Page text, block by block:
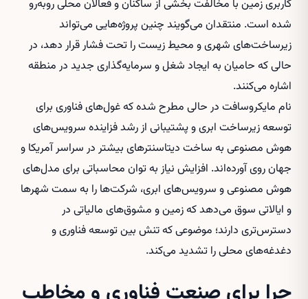
کاربری زمین با مخالفت بخشی از ساکنان و فعالان محلی روبه‌رو
شده است. منتقدان می‌گویند چنین پروژه‌هایی می‌تواند
زیرساخت‌های شهری و محیط زیست را تحت فشار قرار دهد، در
حالی که حامیان به ایجاد شغل و سرمایه‌گذاری جدید در منطقه
اشاره می‌کنند.
نام مایکروسافت در حالی مطرح شده که غول‌های فناوری برای
توسعه زیرساخت ابری و پشتیبانی از رشد فزاینده سرویس‌های
هوش مصنوعی به ساخت دیتاسنترهای بیشتر در سراسر آمریکا و
جهان روی آورده‌اند. افزایش نیاز به توان محاسباتی برای مدل‌های
هوش مصنوعی و سرویس‌های ابری، شرکت‌ها را به سمت شهرها
و ایالاتی سوق می‌دهد که زمین و مشوق‌های مالیاتی در
دسترس‌تری دارند؛ موضوعی که تنش بین توسعه فناوری و
دغدغه‌های محلی را تشدید می‌کند.